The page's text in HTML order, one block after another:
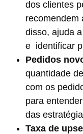
dos clientes
recomendem
disso, ajuda
e identificar
Pedidos
quantidade
com os
para
das
Taxa de